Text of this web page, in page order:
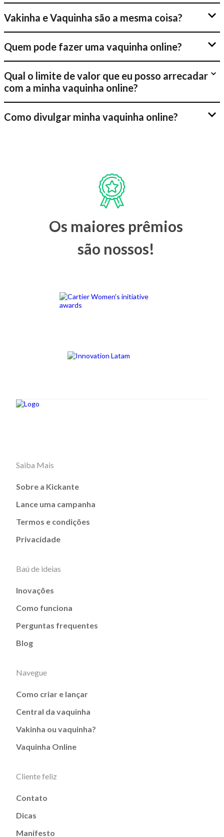
Vakinha e Vaquinha são a mesma coisa?
Quem pode fazer uma vaquinha online?
Qual o limite de valor que eu posso arrecadar
com a minha vaquinha online?
Como divulgar minha vaquinha online?
Os maiores prêmios
são nossos!
Saiba Mais
Sobre a Kickante
Lance uma campanha
Termos e condições
Privacidade
Baú de ideias
Inovações
Como funciona
Perguntas frequentes
Blog
Navegue
Como criar e lançar
Central da vaquinha
Vakinha ou vaquinha?
Vaquinha Online
Cliente feliz
Contato
Dicas
Manifesto